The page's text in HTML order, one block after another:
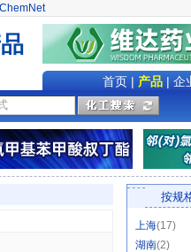
首页| 产品| 企
按规
上海(17)
湖南(2)